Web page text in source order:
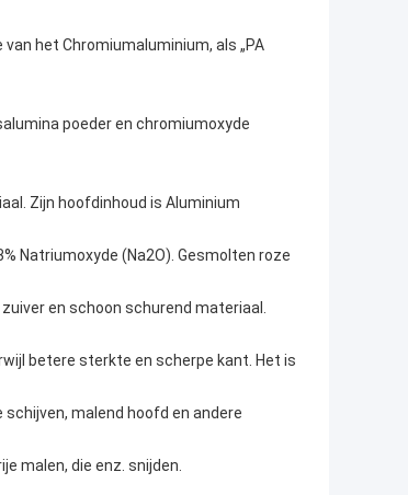
het Chromiumaluminium, als „PA
poeder en chromiumoxyde
Zijn hoofdinhoud is Aluminium
Natriumoxyde (Na2O). Gesmolten roze
en schoon schurend materiaal.
betere sterkte en scherpe kant. Het is
malend hoofd en andere
malen, die enz. snijden.